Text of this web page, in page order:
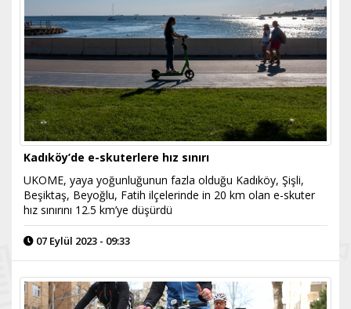
Kadıköy’de e-skuterlere hız sınırı
UKOME, yaya yoğunluğunun fazla olduğu Kadıköy, Şişli,
Beşiktaş, Beyoğlu, Fatih ilçelerinde in 20 km olan e-skuter
hız sınırını 12.5 km’ye düşürdü
07 Eylül 2023 - 09:33